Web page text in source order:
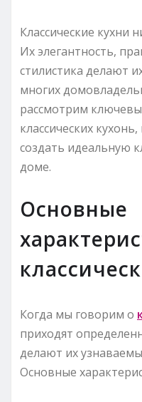
Классические кухни
Их элегантность,
стилистика делают
многих
рассмотрим
классических
создать идеальную
доме.
Основные
Когда мы говорим о
приходят
делают их
Основные